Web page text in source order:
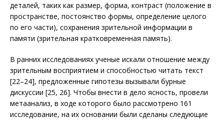
деталей, таких как размер, форма, контраст (положение в
пространстве, постоянство формы, определение целого
по его части), сохранения зрительной информации в
памяти (зрительная кратковременная память).
В ранних исследованиях ученые искали отношение между
зрительным восприятием и способностью читать текст
[22–24], предложенные гипотезы вызывали бурные
дискуссии [25, 26]. Чтобы внести в дело ясность, провели
метаанализ, в ходе которого было рассмотрено 161
исследование, на их основании были сделаны следующие